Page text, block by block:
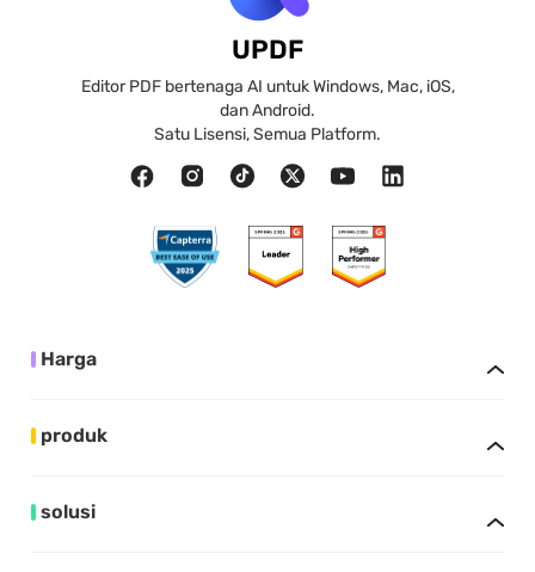
UPDF
Editor PDF bertenaga AI untuk Windows, Mac, iOS,
dan Android.
Satu Lisensi, Semua Platform.
Harga
produk
solusi